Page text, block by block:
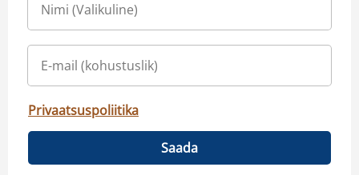
Privaatsuspoliitika
Saada